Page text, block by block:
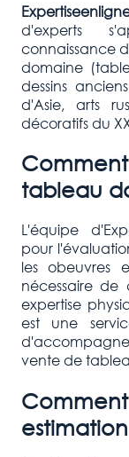
d'experts
connaissance
domaine
dessins
d'Asie, arts
décoratifs du
tableau
L'équipe
pour
les obeuvres
nécessaire
expertise
est une
vente de